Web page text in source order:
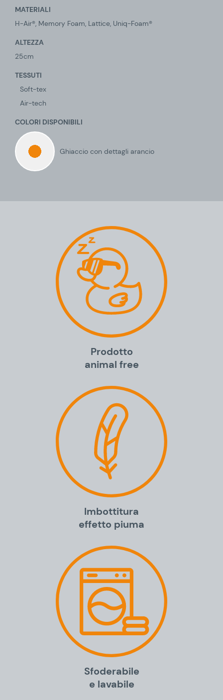
MATERIALI
H-Air®, Memory Foam, Lattice, Uniq-Foam®
ALTEZZA
25cm
TESSUTI
Soft-tex
Air-tech
COLORI DISPONIBILI
Ghiaccio con dettagli arancio
Prodotto
animal free
Imbottitura
effetto piuma
Sfoderabile
e lavabile